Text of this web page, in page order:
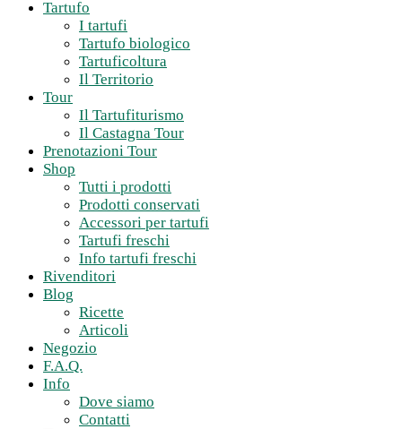
Tartufo
I tartufi
Tartufo biologico
Tartuficoltura
Il Territorio
Tour
Il Tartufiturismo
Il Castagna Tour
Prenotazioni Tour
Shop
Tutti i prodotti
Prodotti conservati
Accessori per tartufi
Tartufi freschi
Info tartufi freschi
Rivenditori
Blog
Ricette
Articoli
Negozio
F.A.Q.
Info
Dove siamo
Contatti